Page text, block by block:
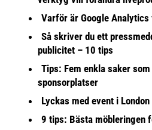
Varför är Google
Så skriver du ett
publicitet – 10 tips
Tips: Fem enkla saker
sponsorplatser
Lyckas med event i
9 tips: Bästa möbleringen